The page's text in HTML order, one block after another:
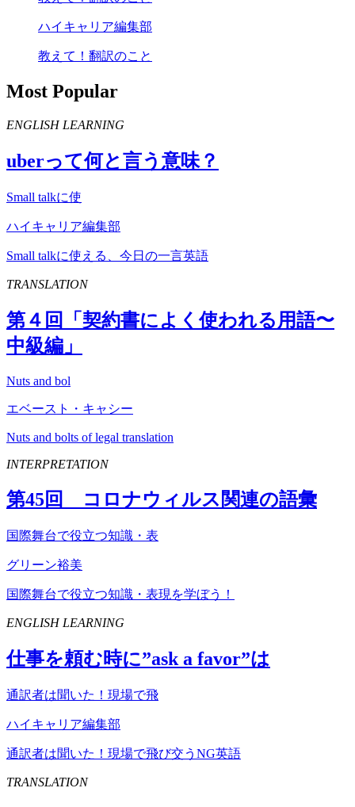
ハイキャリア編集部
教えて！翻訳のこと
Most Popular
ENGLISH LEARNING
uberって何と言う意味？
Small talkに使
ハイキャリア編集部
Small talkに使える、今日の一言英語
TRANSLATION
第４回「契約書によく使われる用語〜
中級編」
Nuts and bol
エベースト・キャシー
Nuts and bolts of legal translation
INTERPRETATION
第45回 コロナウィルス関連の語彙
国際舞台で役立つ知識・表
グリーン裕美
国際舞台で役立つ知識・表現を学ぼう！
ENGLISH LEARNING
仕事を頼む時に”ask a favor”は
通訳者は聞いた！現場で飛
ハイキャリア編集部
通訳者は聞いた！現場で飛び交うNG英語
TRANSLATION